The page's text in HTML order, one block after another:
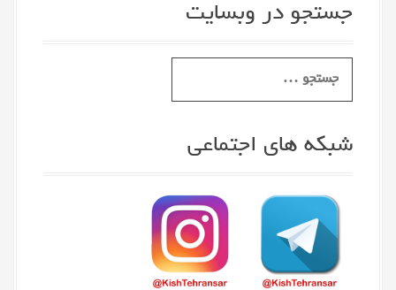
جستجو در وبسایت
a
c
شبکه های اجتماعی